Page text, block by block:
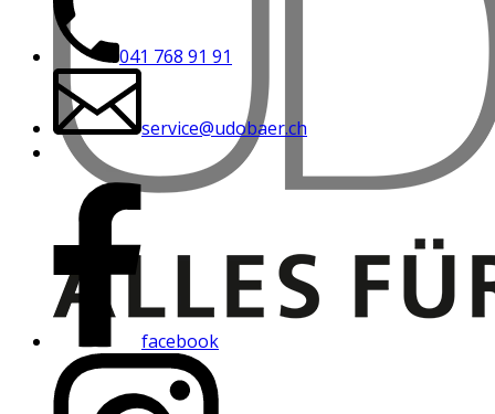
041 768 91 91
service@udobaer.ch
facebook